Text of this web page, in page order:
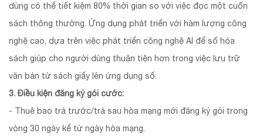
dùng có thể tiết kiệm 80% thời gian so với việc đọc một cuốn
sách thông thường. Ứng dụng phát triển với hàm lượng công
nghệ cao, dựa trên việc phát triển công nghệ AI để số hóa
sách giúp cho người dùng thuận tiện hơn trong việc lưu trữ
văn bản từ sách giấy lên ứng dụng số.
3. Điều kiện đăng ký gói cước:
- Thuê bao trả trước/trả sau hòa mạng mới đăng ký gói trong
vòng 30 ngày kể từ ngày hòa mạng.